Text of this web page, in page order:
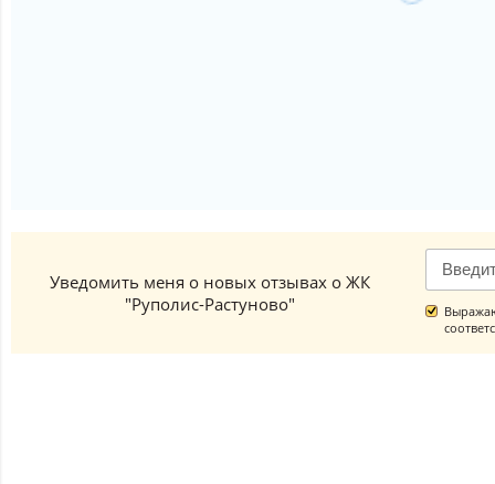
Уведомить меня о новых отзывах о ЖК
"Руполис-Растуново"